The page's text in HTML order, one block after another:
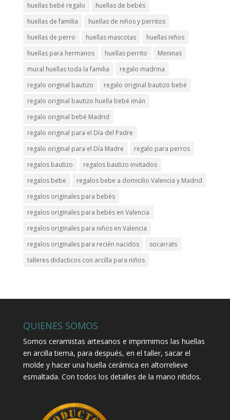
huellas bebé regalo
huellas de bebés
huellas de familia
huellas de niños y perritos
huellas de perro
huellas mascotas
huellas niños
huellas para hermanos
huellas perrito
Meninas
mural huellas toda la familia
regalo madrina
regalo original bautizo
regalo original bautizo bebé
regalo original bautizo huella bebé imán
regalo original bebé Madrid
regalo original para el Día del Padre
regalo original para el Día Madre
regalo para perros
regalos bautizo
regalos bautizo invitados
regalos bebe
regalos bebe a domicilio Valencia y Madrid
regalos originales para bebés
regalos originales para bebés en Valencia
regalos originales para niños en Valencia
regalos originales para recién nacidos
socarrats
talleres didacticos con arcilla para niños
QUIENES SOMOS
Somos ceramistas artesanos e imprimimos las huellas
en arcilla tierna, para después, en el taller, sacar el
molde y hacer una huella cerámica en altorrelieve
esmaltada. Con todos los detalles de la mano nítidos.